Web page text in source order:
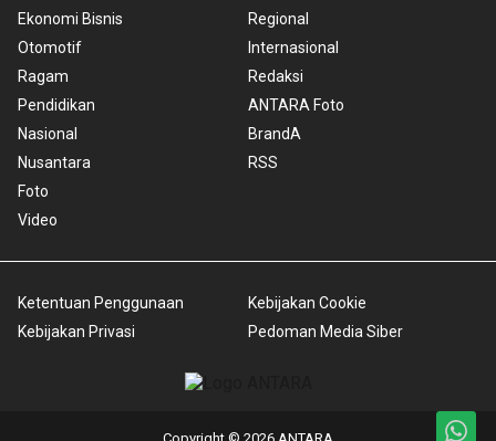
Ekonomi Bisnis
Otomotif
Ragam
Pendidikan
Nasional
Nusantara
Foto
Video
Regional
Internasional
Redaksi
ANTARA Foto
BrandA
RSS
Ketentuan Penggunaan
Kebijakan Privasi
Kebijakan Cookie
Pedoman Media Siber